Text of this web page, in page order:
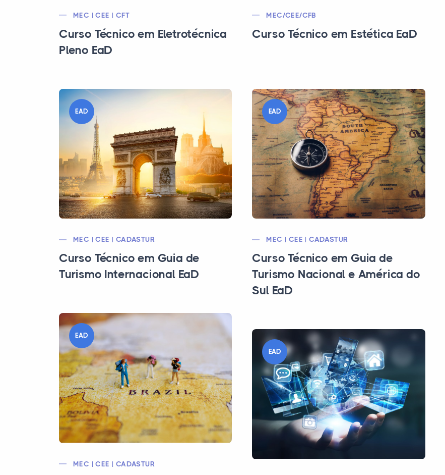
MEC | CEE | CFT
Curso Técnico em Eletrotécnica
Pleno EaD
MEC/CEE/CFB
Curso Técnico em Estética EaD
EAD
MEC | CEE | CADASTUR
Curso Técnico em Guia de
Turismo Internacional EaD
EAD
MEC | CEE | CADASTUR
Curso Técnico em Guia de
Turismo Nacional e América do
Sul EaD
EAD
MEC | CEE | CADASTUR
EAD